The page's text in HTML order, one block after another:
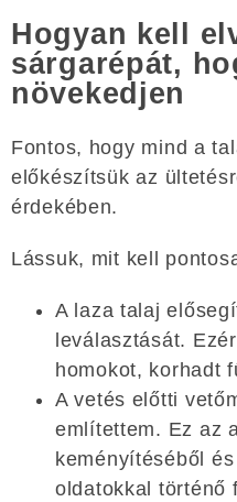
Hogyan kell
sárgarépát,
növekedjen
Fontos, hogy mind a
előkészítsük az
érdekében.
Lássuk, mit kell
A laza talaj
leválasztását.
homokot, korhadt
A vetés előtti
említettem. Ez az
keményítéséből
oldatokkal történő